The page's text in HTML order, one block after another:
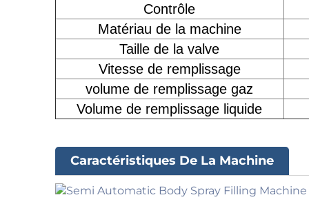
Contrôle
Matériau de la machine
Taille de la valve
Vitesse de remplissage
volume de remplissage gaz
Volume de remplissage liquide
Caractéristiques De La Machine